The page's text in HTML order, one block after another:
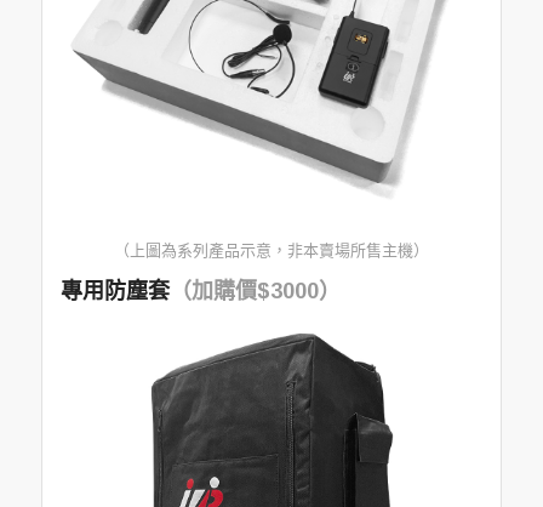
（上圖為系列產品示意，非本賣場所售主機）
專用防塵套（加購價$3000）